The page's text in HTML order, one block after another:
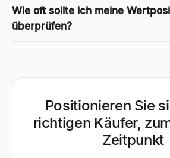
Wie oft sollte ich meine
überprüfen?
Positionieren Sie
richtigen Käufer,
Zeitpunkt